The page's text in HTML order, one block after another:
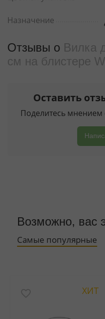
Назначение
Отзывы о Вилка
см на блистере
Оставить
Поделитесь мнением
Возможно, вас
Самые популярные
ХИТ